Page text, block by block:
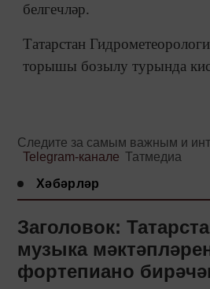
белгечләр.
Татарстан
торышы бозылу турында
Следите за самым важным и
Telegram-канале Татмедиа
Хәбәрләр
Заголовок:
музыка
фортепиано